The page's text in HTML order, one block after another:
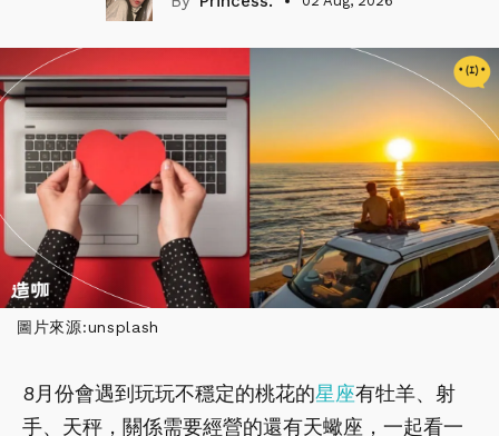
圖片來源:unsplash
8月份會遇到玩玩不穩定的桃花的星座有牡羊、射
手、天秤，關係需要經營的還有天蠍座，一起看一